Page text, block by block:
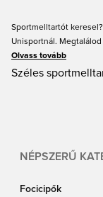
Sportmelltartót
Unisportnál.
Vásárolj Nike
tökéletesek, ha
Olvass tovább
Széles
NÉPSZERŰ
Focicipők